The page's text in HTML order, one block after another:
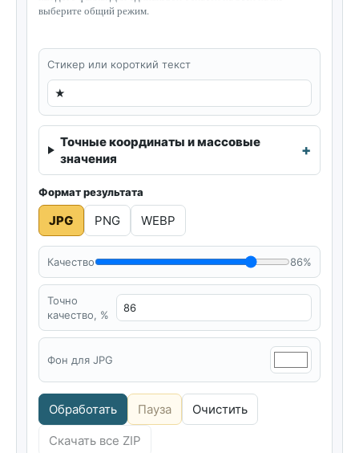
выберите общий режим.
Стикер или короткий текст
Точные координаты и массовые
значения
Формат результата
JPG PNG WEBP
Качество 86%
Точно
качество, %
Фон для JPG
Обработать Пауза Очистить
Скачать все ZIP